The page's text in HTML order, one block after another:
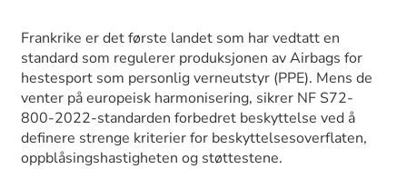
Frankrike er det første landet som har vedtatt en
standard som regulerer produksjonen av Airbags for
hestesport som personlig verneutstyr (PPE). Mens de
venter på europeisk harmonisering, sikrer NF S72-
800-2022-standarden forbedret beskyttelse ved å
definere strenge kriterier for beskyttelsesoverflaten,
oppblåsingshastigheten og støttestene.